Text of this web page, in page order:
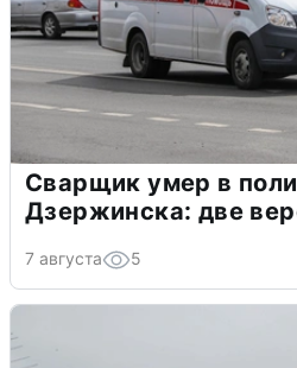
Сварщик умер в
Дзержинска: две
7 августа 5